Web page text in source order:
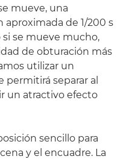
mueve, una
de 1/200 s
se mueve mucho,
de obturación más
utilizar un
permitirá separar al
un atractivo efecto
sencillo para
y el encuadre. La